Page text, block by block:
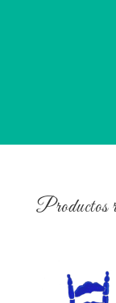
Productos